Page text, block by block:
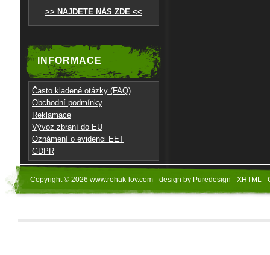
>> NAJDETE NÁS ZDE <<
INFORMACE
Často kladené otázky (FAQ)
Obchodní podmínky
Reklamace
Vývoz zbraní do EU
Oznámení o evidenci EET
GDPR
Copyright © 2026 www.rehak-lov.com - design by Puredesign - XHTML -